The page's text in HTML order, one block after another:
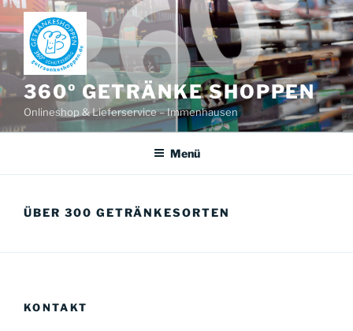
Zum
Inhalt
springen
360º GETRÄNKE SHOPPEN
Onlineshop & Lieferservice – Immenhausen
Menü
ÜBER 300 GETRÄNKESORTEN
KONTAKT